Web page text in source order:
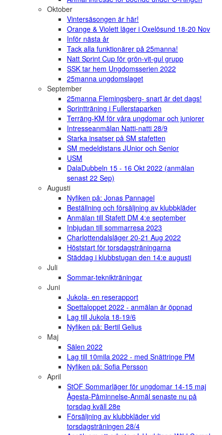
Oktober
Vintersäsongen är här!
Orange & Violett läger i Oxelösund 18-20 Nov
Inför nästa år
Tack alla funktionärer på 25manna!
Natt Sprint Cup för grön-vit-gul grupp
SSK tar hem Ungdomsserien 2022
25manna ungdomslaget
September
25manna Flemingsberg- snart är det dags!
Sprintträning i Fullerstaparken
Terräng-KM för våra ungdomar och juniorer
Intresseanmälan Natti-natti 28/9
Starka insatser på SM stafetten
SM medeldistans JUnior och Senior
USM
DalaDubbeln 15 - 16 Okt 2022 (anmälan
senast 22 Sep)
Augusti
Nyfiken på: Jonas Pannagel
Beställning och försäljning av klubbkläder
Anmälan till Stafett DM 4:e september
Inbjudan till sommarresa 2023
Charlottendalsläger 20-21 Aug 2022
Höststart för torsdagsträningarna
Städdag i klubbstugan den 14:e augusti
Juli
Sommar-teknikträningar
Juni
Jukola- en reserapport
Spettaloppet 2022 - anmälan är öppnad
Lag till Jukola 18-19/6
Nyfiken på: Bertil Gelius
Maj
Sälen 2022
Lag till 10mila 2022 - med Snättringe PM
Nyfiken på: Sofia Persson
April
StOF Sommarläger för ungdomar 14-15 maj
Ågesta-Påminnelse-Anmäl senaste nu på
torsdag kväll 28e
Försäljning av klubbkläder vid
torsdagsträningen 28/4